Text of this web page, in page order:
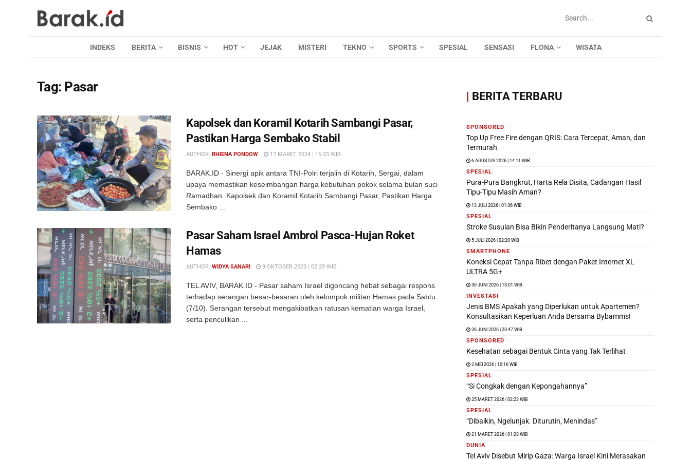
INDEKS BERITA BISNIS HOT JEJAK MISTERI TEKNO SPORTS SPESIAL SENSASI FLONA WISATA
Tag: Pasar
Kapolsek dan Koramil Kotarih Sambangi Pasar,
Pastikan Harga Sembako Stabil
AUTHOR: RHIENA PONDOW 17 MARET 2024 | 16:23 WIB
BARAK.ID - Sinergi apik antara TNI-Polri terjalin di Kotarih, Sergai, dalam
upaya memastikan keseimbangan harga kebutuhan pokok selama bulan suci
Ramadhan. Kapolsek dan Koramil Kotarih Sambangi Pasar, Pastikan Harga
Sembako ...
Pasar Saham Israel Ambrol Pasca-Hujan Roket
Hamas
AUTHOR: WIDYA SANARI 9 OKTOBER 2023 | 02:29 WIB
TEL AVIV, BARAK.ID - Pasar saham Israel digoncang hebat sebagai respons
terhadap serangan besar-besaran oleh kelompok militan Hamas pada Sabtu
(7/10). Serangan tersebut mengakibatkan ratusan kematian warga Israel,
serta penculikan ...
| BERITA TERBARU
SPONSORED
Top Up Free Fire dengan QRIS: Cara Tercepat, Aman, dan
Termurah
6 AGUSTUS 2026 | 14:11 WIB
SPESIAL
Pura-Pura Bangkrut, Harta Rela Disita, Cadangan Hasil
Tipu-Tipu Masih Aman?
13 JULI 2026 | 01:36 WIB
SPESIAL
Stroke Susulan Bisa Bikin Penderitanya Langsung Mati?
5 JULI 2026 | 02:20 WIB
SMARTPHONE
Koneksi Cepat Tanpa Ribet dengan Paket Internet XL
ULTRA 5G+
30 JUNI 2026 | 13:01 WIB
INVESTASI
Jenis BMS Apakah yang Diperlukan untuk Apartemen?
Konsultasikan Keperluan Anda Bersama Bybamms!
26 JUNI 2026 | 23:47 WIB
SPONSORED
Kesehatan sebagai Bentuk Cinta yang Tak Terlihat
2 MEI 2026 | 10:16 WIB
SPESIAL
“Si Congkak dengan Kepongahannya”
25 MARET 2026 | 02:23 WIB
SPESIAL
“Dibaikin, Ngelunjak. Diturutin, Menindas”
21 MARET 2026 | 01:28 WIB
DUNIA
Tel Aviv Disebut Mirip Gaza: Warga Israel Kini Merasakan